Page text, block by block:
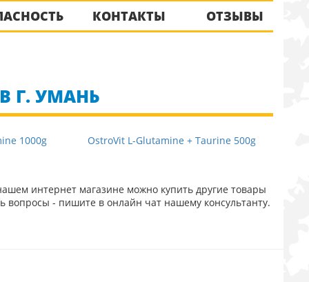
КОНТАКТЫ ОТЗЫВЫ
Г. УМАНЬ
1000g OstroVit L-Glutamine + Taurine 500g
интернет магазине можно купить другие товары
вопросы - пишите в онлайн чат нашему консультанту.